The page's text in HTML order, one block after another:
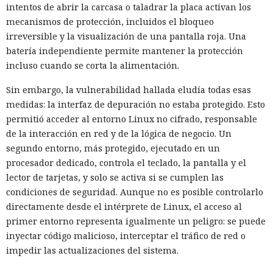
intentos de abrir la carcasa o taladrar la placa activan los
mecanismos de protección, incluidos el bloqueo
irreversible y la visualización de una pantalla roja. Una
batería independiente permite mantener la protección
incluso cuando se corta la alimentación.
Sin embargo, la vulnerabilidad hallada eludía todas esas
medidas: la interfaz de depuración no estaba protegido. Esto
permitió acceder al entorno Linux no cifrado, responsable
de la interacción en red y de la lógica de negocio. Un
segundo entorno, más protegido, ejecutado en un
procesador dedicado, controla el teclado, la pantalla y el
lector de tarjetas, y solo se activa si se cumplen las
condiciones de seguridad. Aunque no es posible controlarlo
directamente desde el intérprete de Linux, el acceso al
primer entorno representa igualmente un peligro: se puede
inyectar código malicioso, interceptar el tráfico de red o
impedir las actualizaciones del sistema.